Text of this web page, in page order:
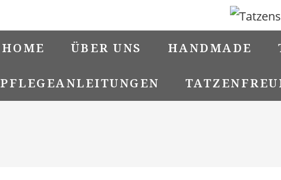
HOME ÜBER UNS HANDMADE
PFLEGEANLEITUNGEN